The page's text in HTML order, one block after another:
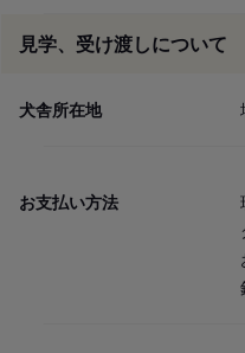
見学、受け渡しについて
犬舎所在地
お支払い方法